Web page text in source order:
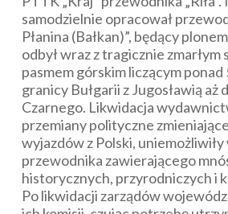
samodzielnie opracował
Płanina (Bałkan)”, będący
odbył wraz z tragicznie
pasmem górskim liczącym ponad
granicy Bułgarii z Jugosławią aż
Czarnego. Likwidacja
przemiany polityczne
wyjazdów z Polski,
przewodnika zawierającego
historycznych, przyrodniczych i
Po likwidacji zarządów